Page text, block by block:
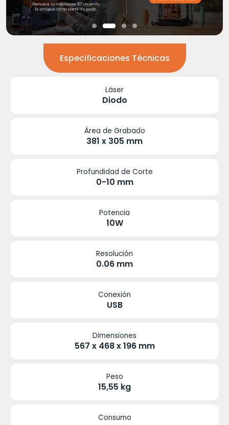
Especificaciones Técnicas
Láser
Diodo
Área de Grabado
381 x 305 mm
Profundidad de Corte
0-10 mm
Potencia
10W
Resolución
0.06 mm
Conexión
USB
Dimensiones
567 x 468 x 196 mm
Peso
15,55 kg
Consumo